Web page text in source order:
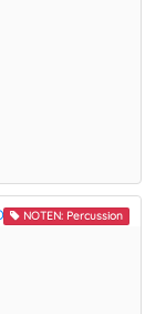
NOTEN: Percussion